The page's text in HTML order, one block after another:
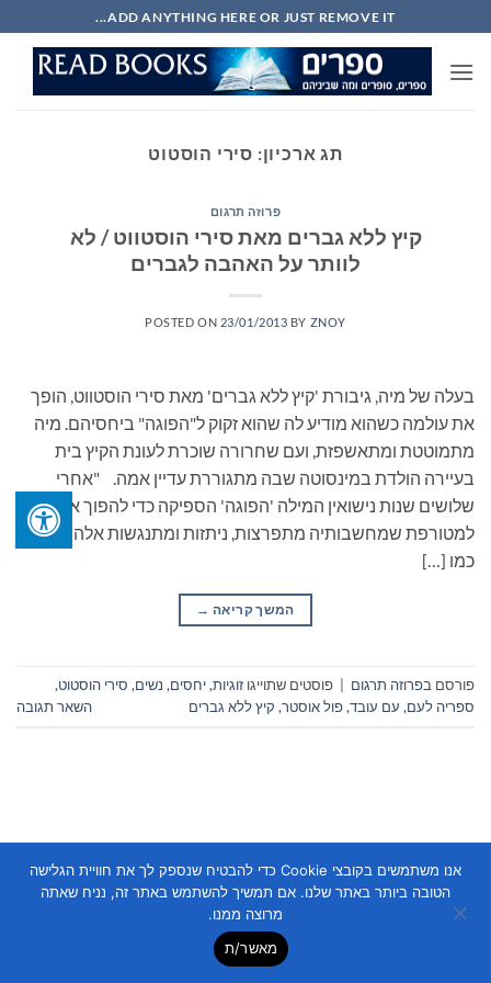
to
content
ADD ANYTHING HERE OR JUST REMOVE IT...
תג ארכיון: סירי הוסטוט
פרוזה תרגום
קיץ ללא גברים מאת סירי הוסטווט / לא
לוותר על האהבה לגברים
POSTED ON 23/01/2013 BY ZNOY
בעלה של מיה, גיבורת 'קיץ ללא גברים' מאת סירי הוסטווט, הופך
את עולמה כשהוא מודיע לה שהוא זקוק ל"הפוגה" ביחסיהם. מיה
מתמוטטת ומתאשפזת, ועם שחרורה שוכרת לעונת הקיץ בית
בעיירה הולדת במינסוטה שבה מתגוררת עדיין אמה. "אחרי
שלושים שנות נישואין המילה 'הפוגה' הספיקה כדי להפוך אותי
למטורפת שמחשבותיה מתפרצות, ניתזות ומתנגשות אלה באלה
כמו […]
המשך קריאה →
פורסם בפרוזה תרגום פוסטים שתוייגו זוגיות,יחסים, נשים, סירי הוסטוט,
ספריה לעם, עם עובד,פול אוסטר, קיץ ללא גברים השאר תגובה
Copyright 2026 © Flatsome Theme
אנו משתמשים בקובצי Cookie כדי להבטיח שנספק לך את חוויית הגלישה
הטובה ביותר באתר שלנו. אם תמשיך להשתמש באתר זה, נניח שאתה
מרוצה ממנו.
מאשר/ת